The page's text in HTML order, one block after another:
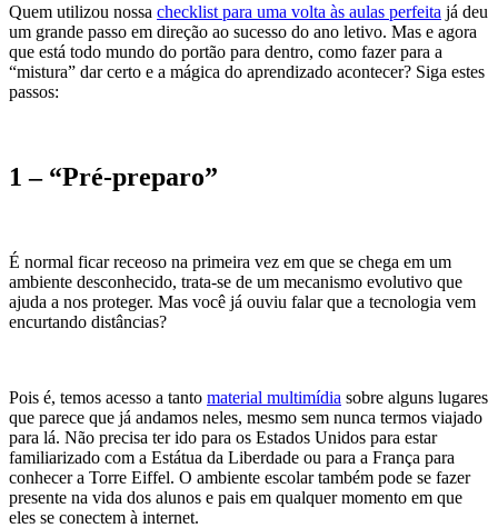
Quem utilizou nossa checklist para uma volta às aulas perfeita já deu
um grande passo em direção ao sucesso do ano letivo. Mas e agora
que está todo mundo do portão para dentro, como fazer para a
“mistura” dar certo e a mágica do aprendizado acontecer? Siga estes
passos:
1 – “Pré-preparo”
É normal ficar receoso na primeira vez em que se chega em um
ambiente desconhecido, trata-se de um mecanismo evolutivo que
ajuda a nos proteger. Mas você já ouviu falar que a tecnologia vem
encurtando distâncias?
Pois é, temos acesso a tanto material multimídia sobre alguns lugares
que parece que já andamos neles, mesmo sem nunca termos viajado
para lá. Não precisa ter ido para os Estados Unidos para estar
familiarizado com a Estátua da Liberdade ou para a França para
conhecer a Torre Eiffel. O ambiente escolar também pode se fazer
presente na vida dos alunos e pais em qualquer momento em que
eles se conectem à internet.